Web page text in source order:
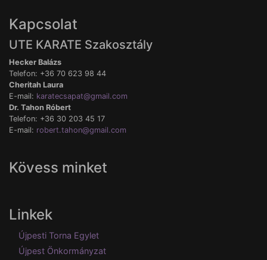
Kapcsolat
UTE KARATE Szakosztály
Hecker Balázs
Telefon: +36 70 623 98 44
Cheritah Laura
E-mail: karatecsapat@gmail.com
Dr. Tahon Róbert
Telefon: +36 30 203 45 17
E-mail: robert.tahon@gmail.com
Kövess minket
Linkek
Újpesti Torna Egylet
Újpest Önkormányzat